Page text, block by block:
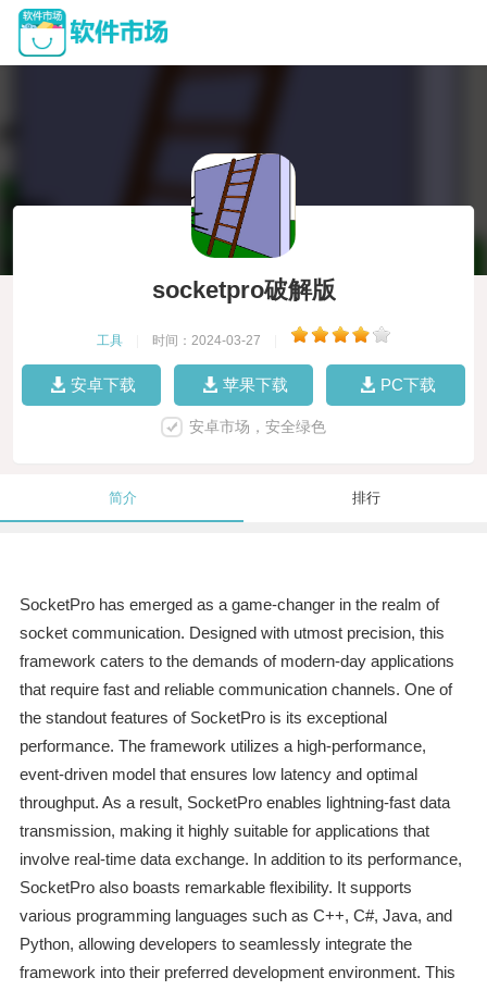
socketpro破解版
工具 时间：2024-03-27
安卓下载 苹果下载 PC下载
安卓市场，安全绿色
简介 排行
SocketPro has emerged as a game-changer in the realm of
socket communication. Designed with utmost precision, this
framework caters to the demands of modern-day applications
that require fast and reliable communication channels. One of
the standout features of SocketPro is its exceptional
performance. The framework utilizes a high-performance,
event-driven model that ensures low latency and optimal
throughput. As a result, SocketPro enables lightning-fast data
transmission, making it highly suitable for applications that
involve real-time data exchange. In addition to its performance,
SocketPro also boasts remarkable flexibility. It supports
various programming languages such as C++, C#, Java, and
Python, allowing developers to seamlessly integrate the
framework into their preferred development environment. This